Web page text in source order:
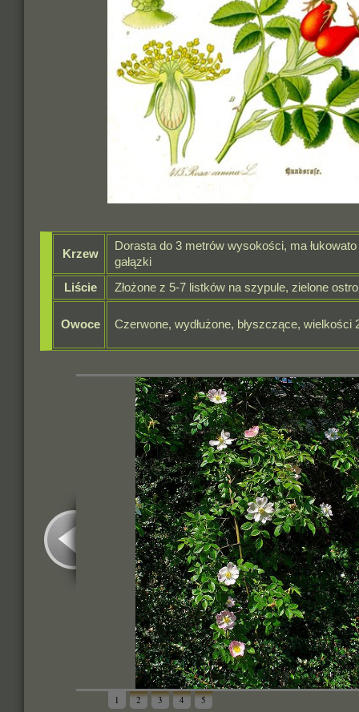
Krzew
Dorasta do 3 metrów wysokości, ma
gałązki
Liście
Złożone z 5-7 listków na szypule, zielone
Owoce Czerwone, wydłużone, błyszczące, wielkości
1 2 3 4 5